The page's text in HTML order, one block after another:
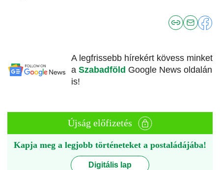
A legfrissebb hírekért kövess minket
a Szabadföld Google News oldalán
is!
Újság előfizetés
Kapja meg a legjobb történeteket a postaládájába!
Digitális lap